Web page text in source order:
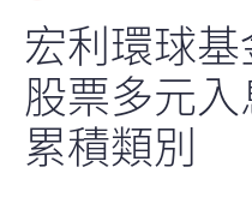
宏利環球
股票多元
累積類別